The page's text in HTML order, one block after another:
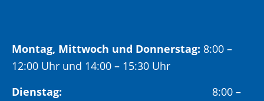
Montag, Mittwoch und Donnerstag: 8:00 –
12:00 Uhr und 14:00 – 15:30 Uhr
Dienstag: 8:00 –